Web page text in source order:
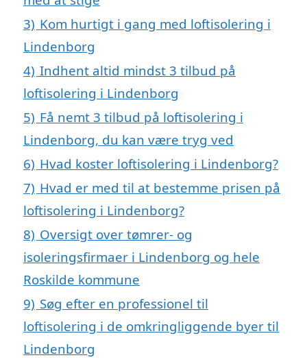
3) Kom hurtigt i gang med loftisolering i
Lindenborg
4) Indhent altid mindst 3 tilbud på
loftisolering i Lindenborg
5) Få nemt 3 tilbud på loftisolering i
Lindenborg, du kan være tryg ved
6) Hvad koster loftisolering i Lindenborg?
7) Hvad er med til at bestemme prisen på
loftisolering i Lindenborg?
8) Oversigt over tømrer- og
isoleringsfirmaer i Lindenborg og hele
Roskilde kommune
9) Søg efter en professionel til
loftisolering i de omkringliggende byer til
Lindenborg